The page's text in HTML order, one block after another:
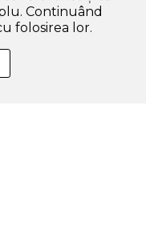
gr - Masca de fata
care contribuie la
Continuând
folosirea lor.